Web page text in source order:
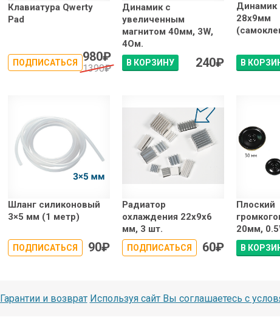
Клавиатура Qwerty
Pad
ПОДПИСАТЬСЯ 980₽
1390₽
Динамик с
увеличенным
магнитом 40мм, 3W,
4Ом.
В КОРЗИНУ 240₽
Динамик
28x9мм
В
Шланг cиликоновый
3×5 мм (1 метр)
ПОДПИСАТЬСЯ 90₽
Радиатор
охлаждения 22x9x6
мм, 3 шт.
ПОДПИСАТЬСЯ 60₽
Плоский
20мм,
В
Гарантии и возврат Используя сайт Вы соглашаетесь с